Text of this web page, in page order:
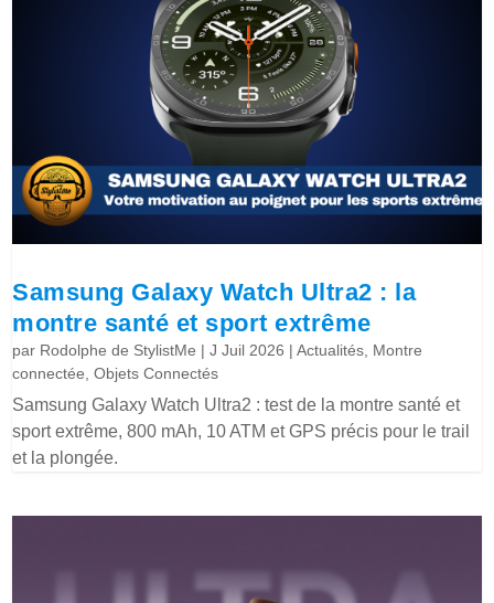
Samsung Galaxy Watch Ultra2 : la
montre santé et sport extrême
par Rodolphe de StylistMe |J Juil 2026 |Actualités, Montre
connectée,Objets Connectés
Samsung Galaxy Watch Ultra2 : test de la montre santé et
sport extrême, 800 mAh, 10 ATM et GPS précis pour le trail
et la plongée.